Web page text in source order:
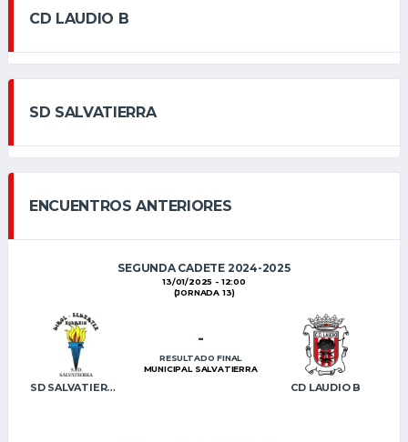
CD LAUDIO B
SD SALVATIERRA
ENCUENTROS ANTERIORES
SEGUNDA CADETE 2024-2025
13/01/2025 - 12:00
(JORNADA 13)
SD SALVATIERRA CD LAUDIO B
-
RESULTADO FINAL
MUNICIPAL SALVATIERRA